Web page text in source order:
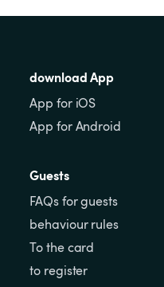
download App
App for iOS
App for Android
Guests
FAQs for guests
behaviour rules
To the card
to register